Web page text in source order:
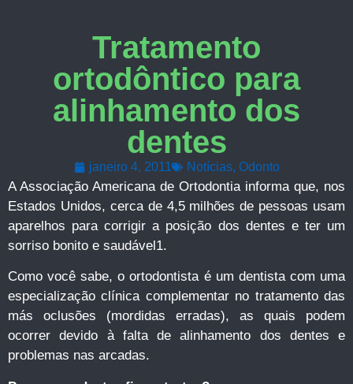
Tratamento
ortodôntico para
alinhamento dos
dentes
janeiro 4, 2011 Notícias, Odonto
A Associação Americana de Ortodontia informa que, nos
Estados Unidos, cerca de 4,5 milhões de pessoas usam
aparelhos para corrigir a posição dos dentes e ter um
sorriso bonito e saudável1.
Como você sabe, o ortodontista é um dentista com uma
especialização clínica complementar no tratamento das
más oclusões (mordidas erradas), as quais podem
ocorrer devido à falta de alinhamento dos dentes e
problemas nas arcadas.